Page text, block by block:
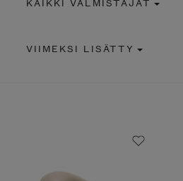
VIIMEKSI LISÄTTY